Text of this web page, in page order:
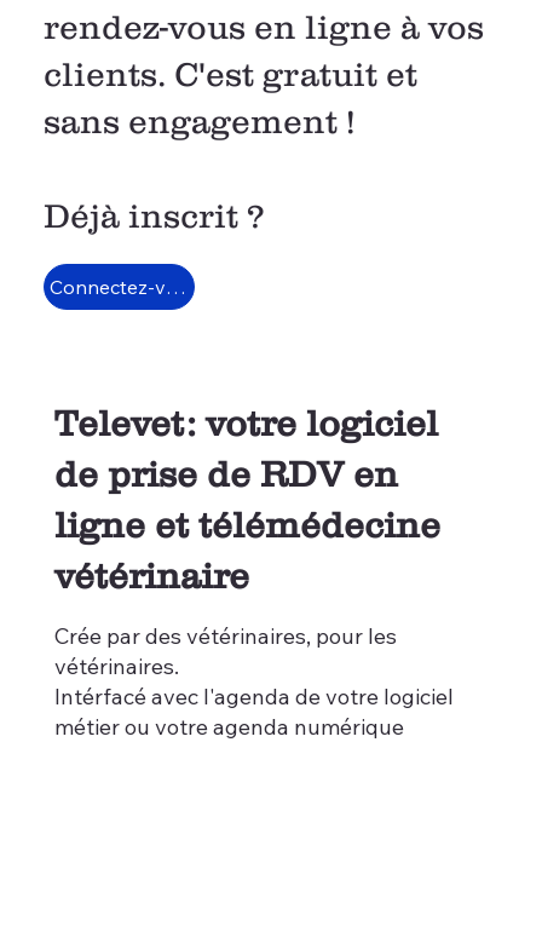
Televet: votre logiciel
de prise de RDV en
ligne et télémédecine
vétérinaire
Crée par des vétérinaires, pour les
vétérinaires.
Intérfacé avec l'agenda de votre logiciel
métier ou votre agenda numérique
rendez-vous en ligne à vos
clients. C'est gratuit et
sans engagement !
Déjà inscrit ?
Connectez-vous